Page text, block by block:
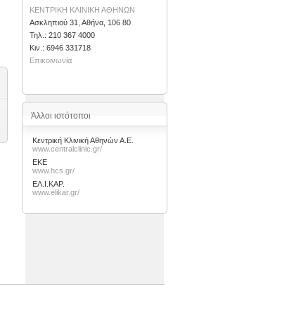
ΚΕΝΤΡΙΚΗ ΚΛΙΝΙΚΗ ΑΘΗΝΩΝ
Ασκληπιού 31, Αθήνα, 106 80
Τηλ.: 210 367 4000
Kιν.: 6946 331718
Επικοινωνία
Άλλοι ιστότοποι
Κεντρική Κλινική Αθηνών Α.Ε.
www.centralclinic.gr/
ΕΚΕ
www.hcs.gr/
ΕΛ.Ι.ΚΑΡ.
www.elikar.gr/